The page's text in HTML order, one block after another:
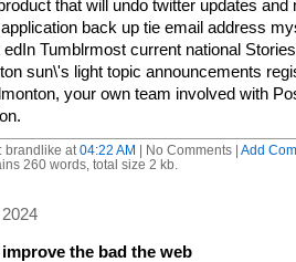
that will undo twitter updates and
back up tie email address
edIn Tumblrmost current national
sun\'s light topic announcements
your own team involved with
brandlike at 04:22 AM | No Comments | Add
260 words, total size 2 kb.
the bad the web